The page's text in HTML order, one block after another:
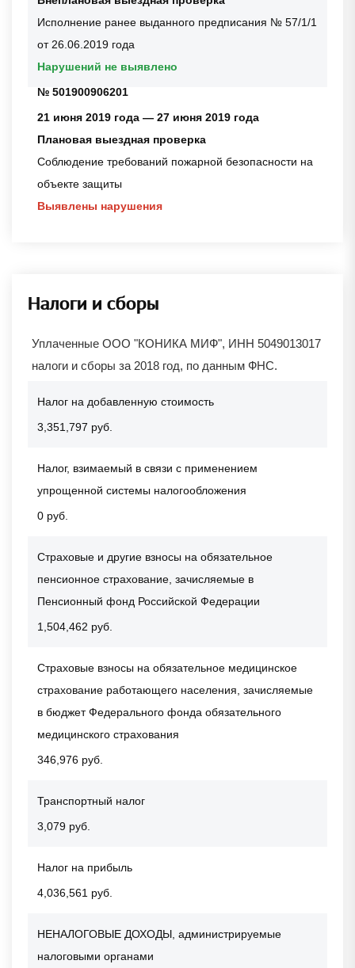
Исполнение ранее выданного предписания № 57/1/1
от 26.06.2019 года
Нарушений не выявлено
№ 501900906201
21 июня 2019 года — 27 июня 2019 года
Плановая выездная проверка
Соблюдение требований пожарной безопасности на
объекте защиты
Выявлены нарушения
Налоги и сборы
Уплаченные ООО "КОНИКА МИФ", ИНН 5049013017
налоги и сборы за 2018 год, по данным ФНС.
Налог на добавленную стоимость
3,351,797 руб.
Налог, взимаемый в связи с применением
упрощенной системы налогообложения
0 руб.
Страховые и другие взносы на обязательное
пенсионное страхование, зачисляемые в
Пенсионный фонд Российской Федерации
1,504,462 руб.
Страховые взносы на обязательное медицинское
страхование работающего населения, зачисляемые
в бюджет Федерального фонда обязательного
медицинского страхования
346,976 руб.
Транспортный налог
3,079 руб.
Налог на прибыль
4,036,561 руб.
НЕНАЛОГОВЫЕ ДОХОДЫ, администрируемые
налоговыми органами